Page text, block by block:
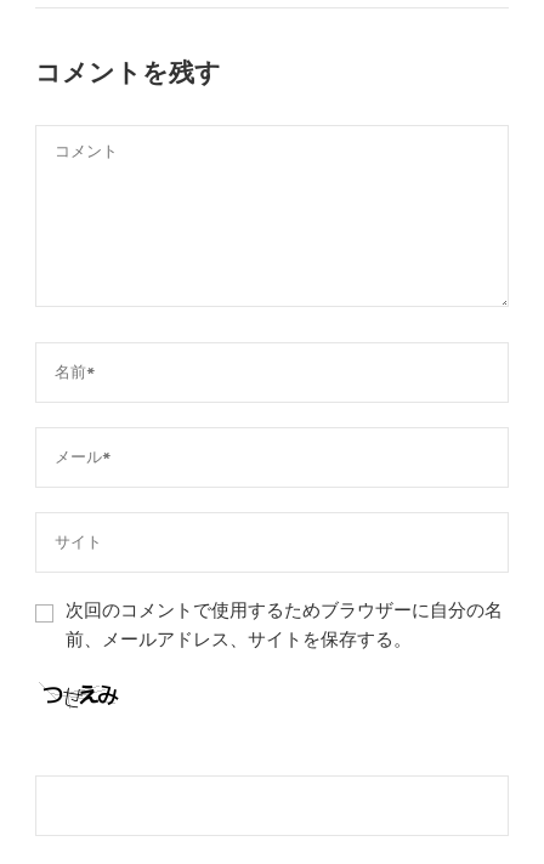
コメントを残す
次回のコメントで使用するためブラウザーに自分の名
前、メールアドレス、サイトを保存する。